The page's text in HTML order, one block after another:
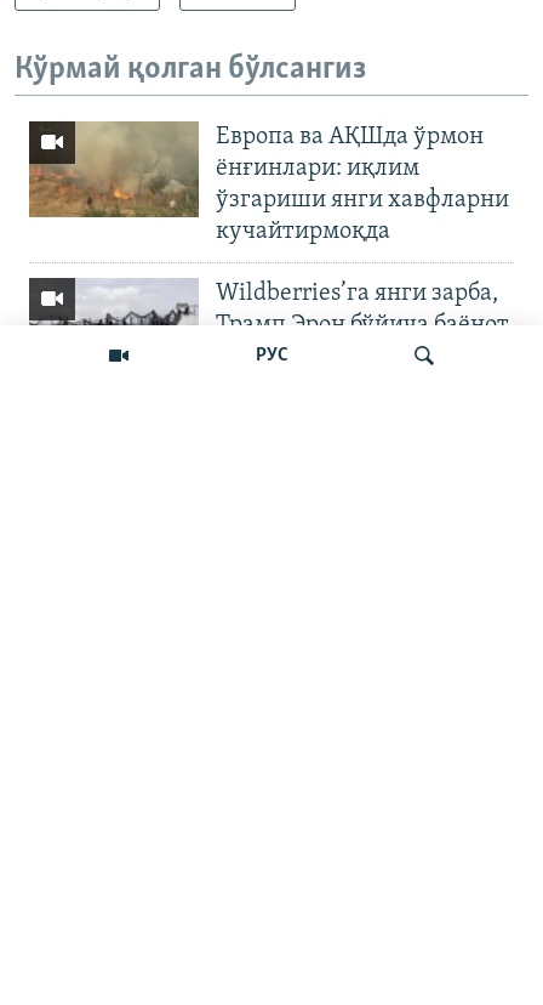
РУС
Кўрмай қолган бўлсангиз
Европа ва АҚШда ўрмон
ёнғинлари: иқлим
ўзгариши янги хавфларни
кучайтирмоқда
Wildberries’га янги зарба,
Трамп Эрон бўйича баёнот
қилди